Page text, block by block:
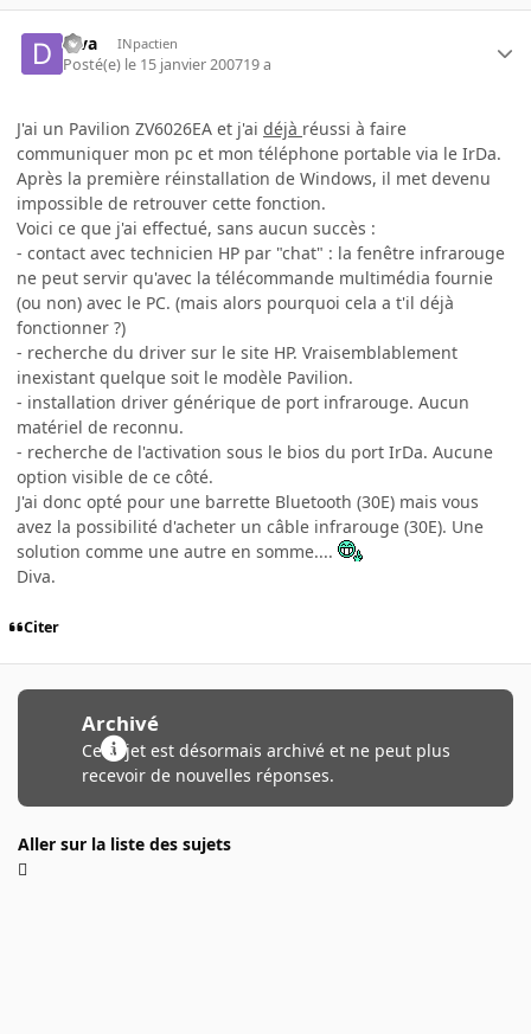
diva INpactien
Posté(e) le 15 janvier 200719 a
J'ai un Pavilion ZV6026EA et j'ai déjà réussi à faire
communiquer mon pc et mon téléphone portable via le IrDa.
Après la première réinstallation de Windows, il met devenu
impossible de retrouver cette fonction.
Voici ce que j'ai effectué, sans aucun succès :
- contact avec technicien HP par "chat" : la fenêtre infrarouge
ne peut servir qu'avec la télécommande multimédia fournie
(ou non) avec le PC. (mais alors pourquoi cela a t'il déjà
fonctionner ?)
- recherche du driver sur le site HP. Vraisemblablement
inexistant quelque soit le modèle Pavilion.
- installation driver générique de port infrarouge. Aucun
matériel de reconnu.
- recherche de l'activation sous le bios du port IrDa. Aucune
option visible de ce côté.
J'ai donc opté pour une barrette Bluetooth (30E) mais vous
avez la possibilité d'acheter un câble infrarouge (30E). Une
solution comme une autre en somme....
Diva.
Citer
Archivé
Ce sujet est désormais archivé et ne peut plus
recevoir de nouvelles réponses.
Aller sur la liste des sujets